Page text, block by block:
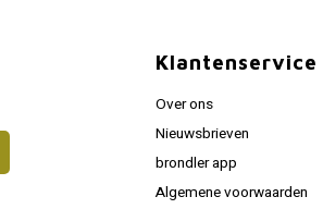
Klantenservice
Over ons
Nieuwsbrieven
brondler app
Algemene voorwaarden